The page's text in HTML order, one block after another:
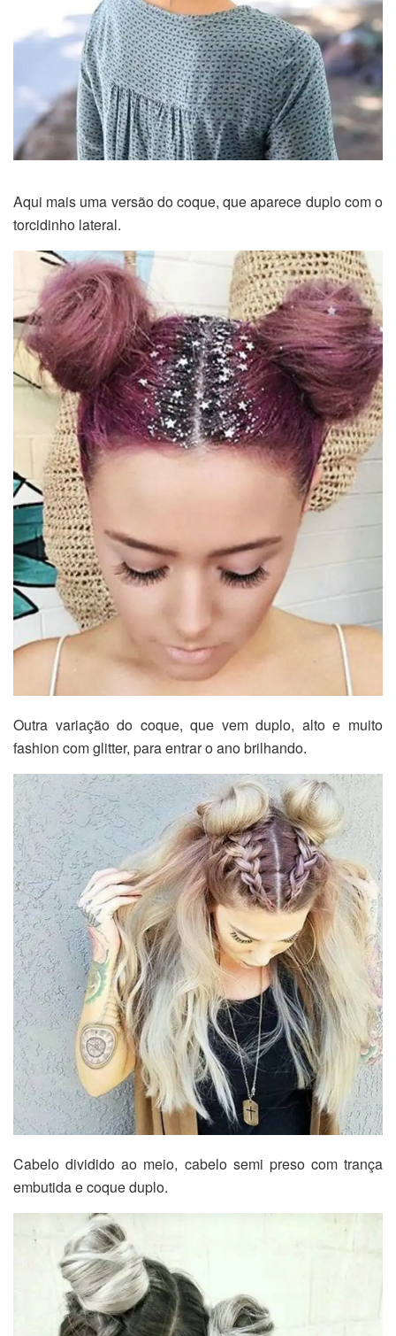
Aqui mais uma versão do coque, que aparece duplo com o
torcidinho lateral.
Outra variação do coque, que vem duplo, alto e muito
fashion com glitter, para entrar o ano brilhando.
Cabelo dividido ao meio, cabelo semi preso com trança
embutida e coque duplo.